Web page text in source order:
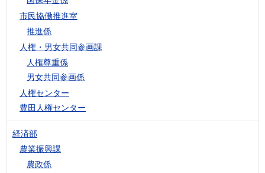
市民協働推進室
推進係
人権・男女共同参画課
人権尊重係
男女共同参画係
人権センター
豊田人権センター
経済部
農業振興課
農政係